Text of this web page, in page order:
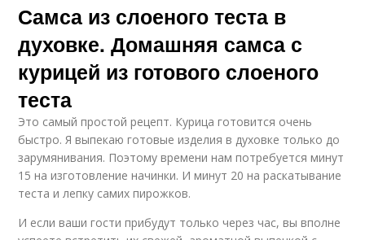
Самса из слоеного теста в
духовке. Домашняя самса с
курицей из готового слоеного
теста
Это самый простой рецепт. Курица готовится очень
быстро. Я выпекаю готовые изделия в духовке только до
зарумянивания. Поэтому времени нам потребуется минут
15 на изготовление начинки. И минут 20 на раскатывание
теста и лепку самих пирожков.
И если ваши гости прибудут только через час, вы вполне